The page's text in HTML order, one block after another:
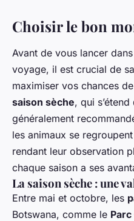
Choisir le bon
Avant de vous lancer
voyage, il est crucial de
maximiser vos chances
saison sèche, qui
généralement
les animaux se
rendant leur observation
chaque saison a ses
La saison sèche : une
Entre mai et octobre, les
Botswana, comme le